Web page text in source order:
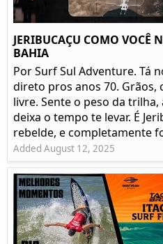
JERIBUCAÇU COMO VOCÊ
BAHIA
Por Surf Sul Adventure. Tá
direto pros anos 70. Grãos,
livre. Sente o peso da
deixa o tempo te levar. É
rebelde, e completamente
Added August 12, 2025